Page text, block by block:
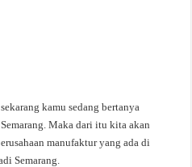
kamu sedang bertanya
Maka dari itu kita akan
manufaktur yang ada di
Semarang.